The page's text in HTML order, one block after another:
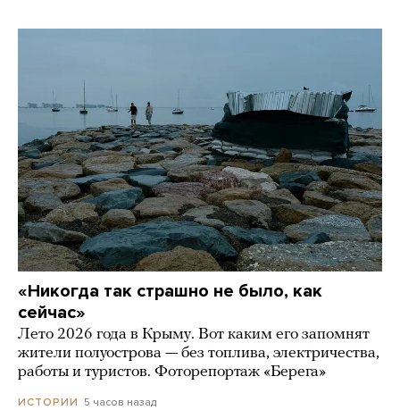
«Никогда так страшно не было, как
сейчас»
Лето 2026 года в Крыму. Вот каким его запомнят
жители полуострова — без топлива, электричества,
работы и туристов. Фоторепортаж «Берега»
ИСТОРИИ 5 часов назад